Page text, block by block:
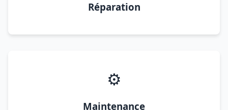
Réparation
⚙️
Maintenance